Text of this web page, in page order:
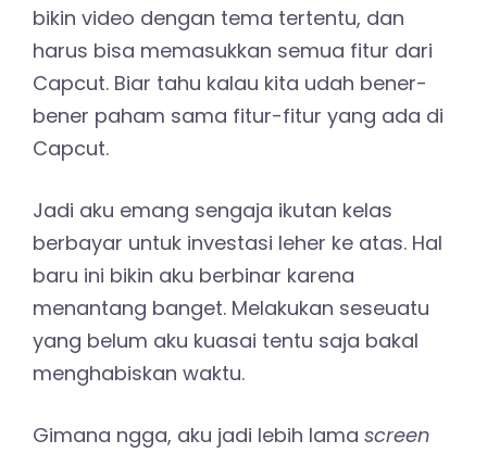
bikin video dengan tema tertentu, dan
harus bisa memasukkan semua fitur dari
Capcut. Biar tahu kalau kita udah bener-
bener paham sama fitur-fitur yang ada di
Capcut.
Jadi aku emang sengaja ikutan kelas
berbayar untuk investasi leher ke atas. Hal
baru ini bikin aku berbinar karena
menantang banget. Melakukan seseuatu
yang belum aku kuasai tentu saja bakal
menghabiskan waktu.
Gimana ngga, aku jadi lebih lama screen